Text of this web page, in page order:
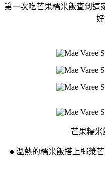
第一次吃芒果糯米飯查到這
芒果糯
🔸溫熱的糯米飯搭上椰漿